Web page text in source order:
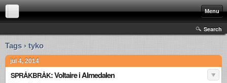
Menu
Search
Tags › tyko
jul 4, 2014
SPRÅKBRÅK: Voltaire i Almedalen